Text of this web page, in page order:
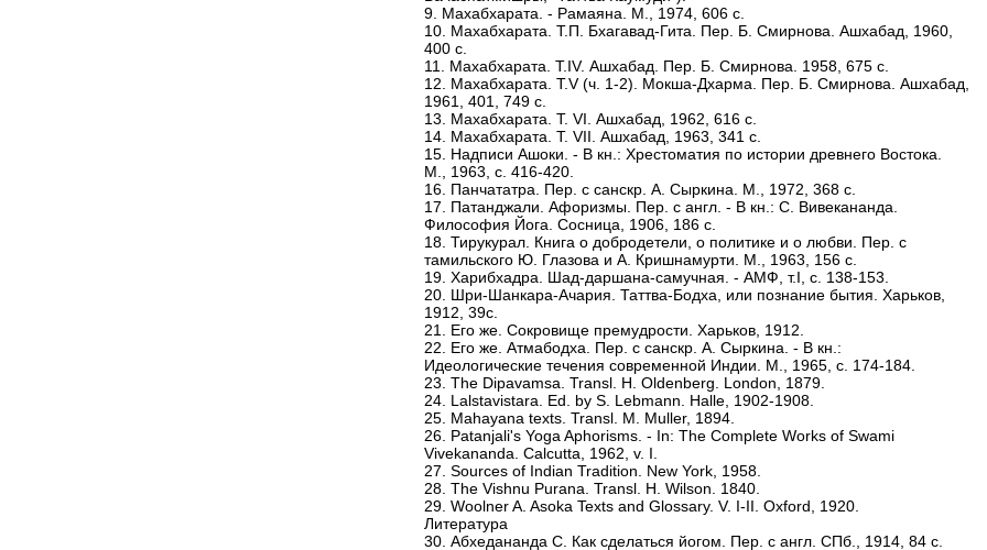
9. Махабхарата. - Рамаяна. М., 1974, 606 с.
10. Махабхарата. Т.П. Бхагавад-Гита. Пер. Б. Смирнова. Ашхабад, 1960,
400 с.
11. Махабхарата. T.IV. Ашхабад. Пер. Б. Смирнова. 1958, 675 с.
12. Махабхарата. T.V (ч. 1-2). Мокша-Дхарма. Пер. Б. Смирнова. Ашхабад,
1961, 401, 749 с.
13. Махабхарата. Т. VI. Ашхабад, 1962, 616 с.
14. Махабхарата. Т. VII. Ашхабад, 1963, 341 с.
15. Надписи Ашоки. - В кн.: Хрестоматия по истории древнего Востока.
М., 1963, с. 416-420.
16. Панчататра. Пер. с санскр. А. Сыркина. М., 1972, 368 с.
17. Патанджали. Афоризмы. Пер. с англ. - В кн.: С. Вивекананда.
Философия Йога. Сосница, 1906, 186 с.
18. Тирукурал. Книга о добродетели, о политике и о любви. Пер. с
тамильского Ю. Глазова и А. Кришнамурти. М., 1963, 156 с.
19. Харибхадра. Шад-даршана-самучная. - АМФ, т.I, с. 138-153.
20. Шри-Шанкара-Ачария. Таттва-Бодха, или познание бытия. Харьков,
1912, 39с.
21. Его же. Сокровище премудрости. Харьков, 1912.
22. Его же. Атмабодха. Пер. с санскр. А. Сыркина. - В кн.:
Идеологические течения современной Индии. М., 1965, с. 174-184.
23. The Dipavamsa. Transl. Н. Oldenberg. London, 1879.
24. Lalstavistara. Ed. by S. Lebmann. Halle, 1902-1908.
25. Mahayana texts. Transl. М. Muller, 1894.
26. Patanjali's Yoga Aphorisms. - In: The Complete Works of Swami
Vivekananda. Calcutta, 1962, v. I.
27. Sources of Indian Tradition. New York, 1958.
28. The Vishnu Purana. Transl. Н. Wilson. 1840.
29. Woolner A. Asoka Texts and Glossary. V. I-II. Oxford, 1920.
Литература
30. Абхедананда С. Как сделаться йогом. Пер. с англ. СПб., 1914, 84 с.